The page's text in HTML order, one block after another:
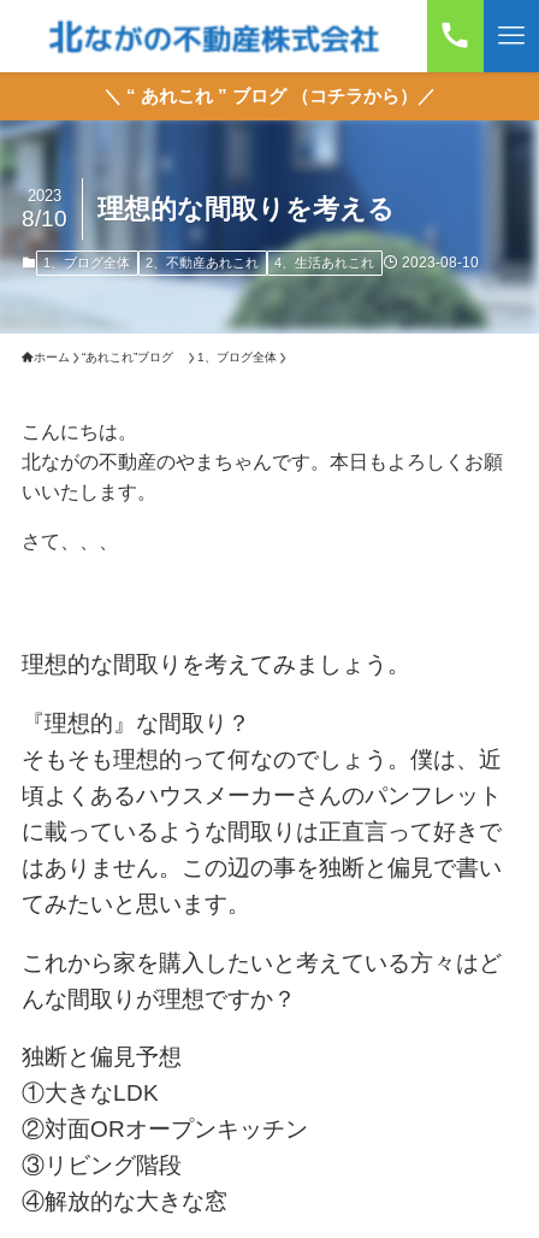
＼ “ あれこれ ” ブログ （コチラから）／
理想的な間取りを考える
2023
8/10
1、ブログ全体 2、不動産あれこれ 4、生活あれこれ 2023-08-10
ホーム “あれこれ”ブログ 1、ブログ全体
こんにちは。
北ながの不動産のやまちゃんです。本日もよろしくお願
いいたします。
さて、、、
理想的な間取りを考えてみましょう。
『理想的』な間取り？
そもそも理想的って何なのでしょう。僕は、近
頃よくあるハウスメーカーさんのパンフレット
に載っているような間取りは正直言って好きで
はありません。この辺の事を独断と偏見で書い
てみたいと思います。
これから家を購入したいと考えている方々はど
んな間取りが理想ですか？
独断と偏見予想
①大きなLDK
②対面ORオープンキッチン
③リビング階段
④解放的な大きな窓